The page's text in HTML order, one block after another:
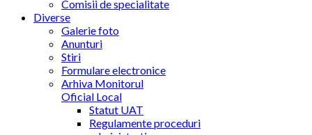
Comisii de specialitate
Diverse
Galerie foto
Anunturi
Stiri
Formulare electronice
Arhiva Monitorul
Oficial Local
Statut UAT
Regulamente proceduri